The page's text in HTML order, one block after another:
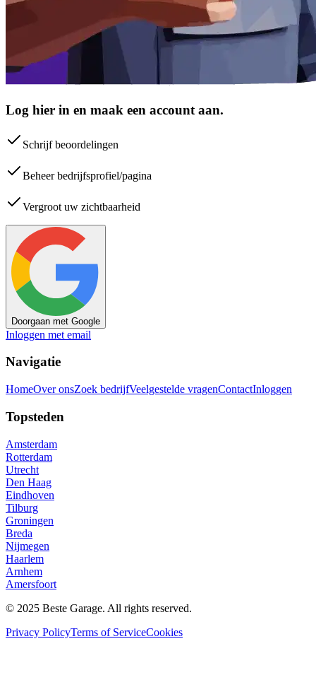
Log hier in en maak een account aan.
Schrijf beoordelingen
Beheer bedrijfsprofiel/pagina
Vergroot uw zichtbaarheid
Doorgaan met Google
Inloggen met email
Navigatie
HomeOver onsZoek bedrijfVeelgestelde vragenContactInloggen
Topsteden
Amsterdam
Rotterdam
Utrecht
Den Haag
Eindhoven
Tilburg
Groningen
Breda
Nijmegen
Haarlem
Arnhem
Amersfoort
© 2025 Beste Garage. All rights reserved.
Privacy PolicyTerms of ServiceCookies